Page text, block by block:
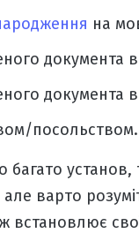
на
документа в
документа
посольством.
багато
але варто
встановлює